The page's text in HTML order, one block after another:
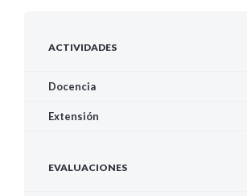
ACTIVIDADES
Docencia
Extensión
EVALUACIONES